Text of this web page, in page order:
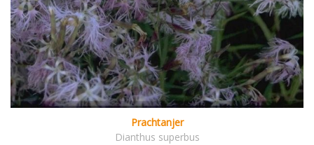
Prachtanjer
Dianthus superbus